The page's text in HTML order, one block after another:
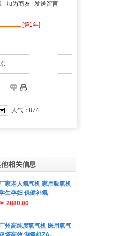
加为商友 | 发送留言
[第1年]
人气： 874
相关信息
家老人氧气机 家用吸氧机
生孕妇 保健补氧
￥ 2880.00
广州高纯度氧气机 医用氧气
塔高效 制氧机ZA-